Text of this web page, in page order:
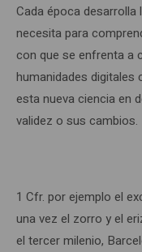
Cada época desarrolla
necesita para
con que se enfrenta a
humanidades
esta nueva ciencia en
validez o sus cambios.
1 Cfr. por ejemplo el
una vez el zorro y el
el tercer milenio,